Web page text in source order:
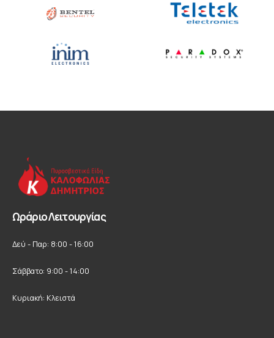
Ωράριο Λειτουργίας
Δεύ - Παρ: 8:00 - 16:00
Σάββατο: 9:00 - 14:00
Κυριακή: Κλειστά